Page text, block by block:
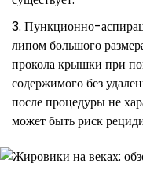
Пункционно-
липом большого
прокола крышки при
содержимого без
после процедуры не
может быть риск